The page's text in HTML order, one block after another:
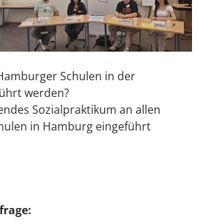
Schulen in der
werden?
Sozialpraktikum an allen
in Hamburg eingeführt